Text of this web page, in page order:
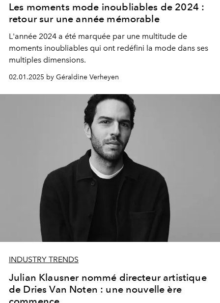
Les moments mode inoubliables de 2024 :
retour sur une année mémorable
L'année 2024 a été marquée par une multitude de
moments inoubliables qui ont redéfini la mode dans ses
multiples dimensions.
02.01.2025 by Géraldine Verheyen
INDUSTRY TRENDS
Julian Klausner nommé directeur artistique
de Dries Van Noten : une nouvelle ère